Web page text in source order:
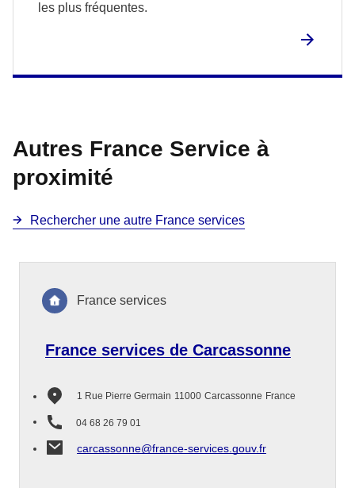
les plus fréquentes.
Autres France Service à
proximité
Rechercher une autre France services
France services de Carcassonne
1 Rue Pierre Germain 11000 Carcassonne France
04 68 26 79 01
carcassonne@france-services.gouv.fr
France services